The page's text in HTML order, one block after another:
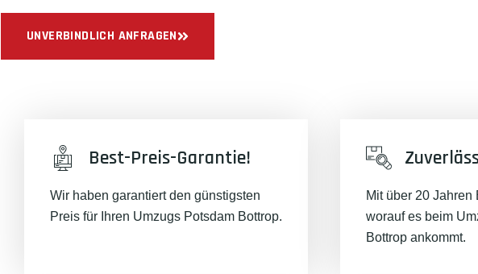
UNVERBINDLICH ANFRAGEN
Best-Preis-Garantie!
Wir haben garantiert den günstigsten
Preis für Ihren Umzugs Potsdam Bottrop.
Mit über 20 Jahren
worauf es beim
Bottrop ankommt.